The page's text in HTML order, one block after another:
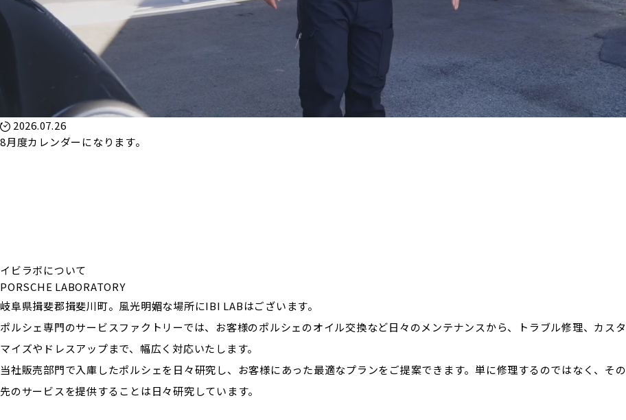
2026.07.26
8月度カレンダーになります。
イビラボについて
PORSCHE LABORATORY
岐阜県揖斐郡揖斐川町。風光明媚な場所にIBI LABはございます。
ポルシェ専門のサービスファクトリーでは、お客様のポルシェのオイル交換など日々のメンテナンスから、トラブル修理、カスタ
マイズやドレスアップまで、幅広く対応いたします。
当社販売部門で入庫したポルシェを日々研究し、お客様にあった最適なプランをご提案できます。単に修理するのではなく、その
先のサービスを提供することは日々研究しています。